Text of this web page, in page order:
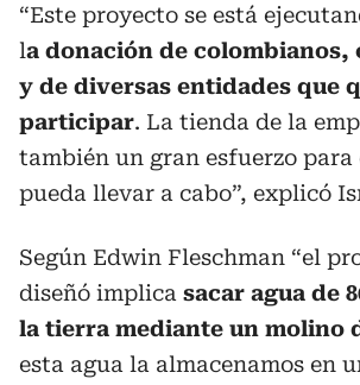
“Este proyecto se está
la donación de colombianos,
y de diversas entidades que
participar. La tienda de la
también un gran esfuerzo para
pueda llevar a cabo”, explicó
Según Edwin Fleschman “el
diseñó implica sacar agua de
la tierra mediante un molino
esta agua la almacenamos en